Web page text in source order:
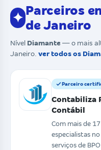
✦
Parceiros
de Janeiro
Nível Diamante — o mais
Janeiro. ver todos os
Parceiro
Contabiliza
Contábil
Com mais de
especialistas
serviços de